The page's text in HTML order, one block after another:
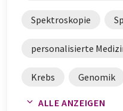
Spektroskopie
personalisierte
Krebs Genomik
Darmerkrankungen
ALLE ANZEIGEN